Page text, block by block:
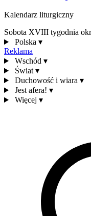
Kalendarz liturgiczny
Sobota XVIII tygodnia
Polska ▾
Reklama
Wschód ▾
Świat ▾
Duchowość i wiara ▾
Jest afera! ▾
Więcej ▾